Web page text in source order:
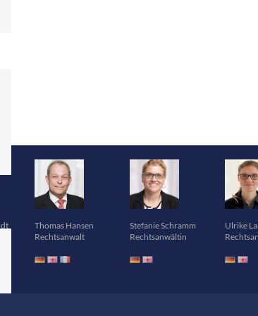
Thomas Hansen
Rechtsanwalt
Stefanie Schramm
Rechtsanwältin
Ulrike